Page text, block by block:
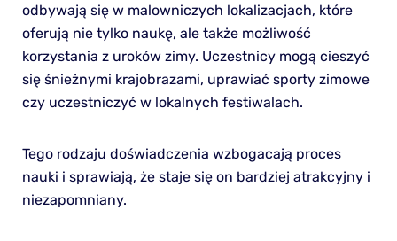
odbywają się w malowniczych lokalizacjach, które
oferują nie tylko naukę, ale także możliwość
korzystania z uroków zimy. Uczestnicy mogą cieszyć
się śnieżnymi krajobrazami, uprawiać sporty zimowe
czy uczestniczyć w lokalnych festiwalach.
Tego rodzaju doświadczenia wzbogacają proces
nauki i sprawiają, że staje się on bardziej atrakcyjny i
niezapomniany.